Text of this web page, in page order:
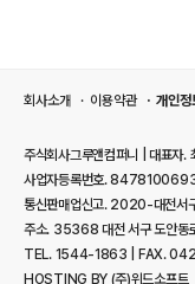
회사소개 이용약관 개인정
주식회사그루앤컴퍼니 | 대표자.
사업자등록번호.
통신판매업신고. 2020-대전
주소. 35368 대전 서구 도안동
TEL. 1544-1863 | FAX.
HOSTING BY (주)위드소프트